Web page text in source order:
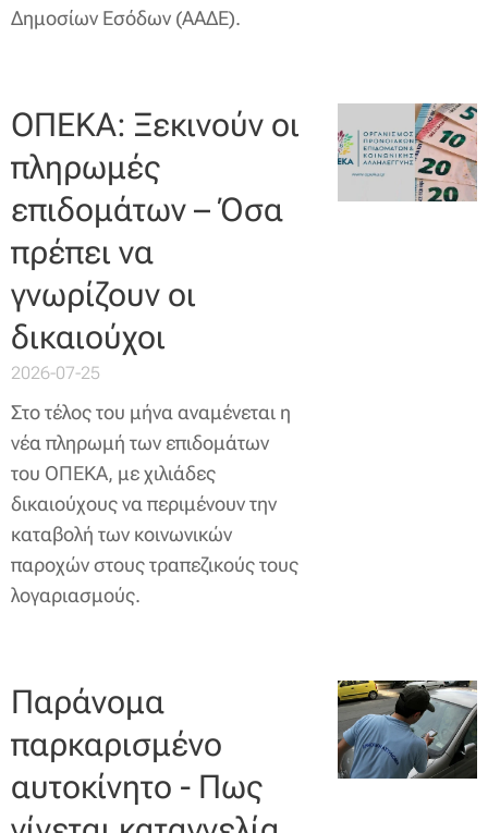
Δημοσίων Εσόδων (ΑΑΔΕ).
ΟΠΕΚΑ: Ξεκινούν οι
πληρωμές
επιδομάτων – Όσα
πρέπει να
γνωρίζουν οι
δικαιούχοι
2026-07-25
Στο τέλος του μήνα αναμένεται η
νέα πληρωμή των επιδομάτων
του ΟΠΕΚΑ, με χιλιάδες
δικαιούχους να περιμένουν την
καταβολή των κοινωνικών
παροχών στους τραπεζικούς τους
λογαριασμούς.
Παράνομα
παρκαρισμένο
αυτοκίνητο - Πως